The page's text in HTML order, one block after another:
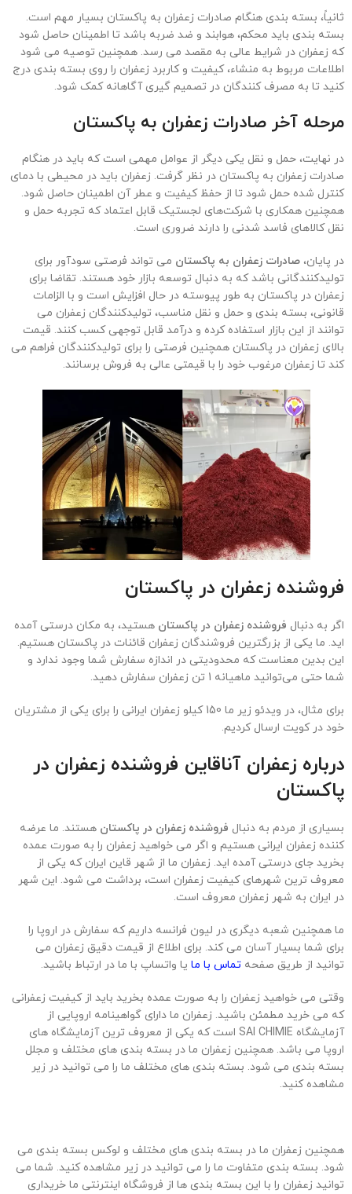
ثانیاً، بسته بندی هنگام صادرات زعفران به پاکستان بسیار مهم است.
بسته بندی باید محکم، هوابند و ضد ضربه باشد تا اطمینان حاصل شود
که زعفران در شرایط عالی به مقصد می رسد. همچنین توصیه می شود
اطلاعات مربوط به منشاء، کیفیت و کاربرد زعفران را روی بسته بندی درج
کنید تا به مصرف کنندگان در تصمیم گیری آگاهانه کمک شود.
مرحله آخر صادرات زعفران به پاکستان
در نهایت، حمل و نقل یکی دیگر از عوامل مهمی است که باید در هنگام
صادرات زعفران به پاکستان در نظر گرفت. زعفران باید در محیطی با دمای
کنترل شده حمل شود تا از حفظ کیفیت و عطر آن اطمینان حاصل شود.
همچنین همکاری با شرکت‌های لجستیک قابل اعتماد که تجربه حمل و
نقل کالاهای فاسد شدنی را دارند ضروری است.
در پایان، صادرات زعفران به پاکستان می تواند فرصتی سودآور برای
تولیدکنندگانی باشد که به دنبال توسعه بازار خود هستند. تقاضا برای
زعفران در پاکستان به طور پیوسته در حال افزایش است و با الزامات
قانونی، بسته بندی و حمل و نقل مناسب، تولیدکنندگان زعفران می
توانند از این بازار استفاده کرده و درآمد قابل توجهی کسب کنند. قیمت
بالای زعفران در پاکستان همچنین فرصتی را برای تولیدکنندگان فراهم می
کند تا زعفران مرغوب خود را با قیمتی عالی به فروش برسانند.
فروشنده زعفران در پاکستان
اگر به دنبال فروشنده زعفران در پاکستان هستید، به مکان درستی آمده
اید. ما یکی از بزرگترین فروشندگان زعفران قائنات در پاکستان هستیم.
این بدین معناست که محدودیتی در اندازه سفارش شما وجود ندارد و
شما حتی می‌توانید ماهیانه 1 تن زعفران سفارش دهید.
برای مثال، در ویدئو زیر ما 150 کیلو زعفران ایرانی را برای یکی از مشتریان
خود در کویت ارسال کردیم.
درباره زعفران آناقاین فروشنده زعفران در
پاکستان
بسیاری از مردم به دنبال فروشنده زعفران در پاکستان هستند. ما عرضه
کننده زعفران ایرانی هستیم و اگر می خواهید زعفران را به صورت عمده
بخرید جای درستی آمده اید. زعفران ما از شهر قاین ایران که یکی از
معروف ترین شهرهای کیفیت زعفران است، برداشت می شود. این شهر
در ایران به شهر زعفران معروف است.
ما همچنین شعبه دیگری در لیون فرانسه داریم که سفارش در اروپا را
برای شما بسیار آسان می کند. برای اطلاع از قیمت دقیق زعفران می
توانید از طریق صفحه تماس با ما یا واتساپ با ما در ارتباط باشید.
وقتی می خواهید زعفران را به صورت عمده بخرید باید از کیفیت زعفرانی
که می خرید مطمئن باشید. زعفران ما دارای گواهینامه اروپایی از
آزمایشگاه SAI CHIMIE است که یکی از معروف ترین آزمایشگاه های
اروپا می باشد. همچنین زعفران ما در بسته بندی های مختلف و مجلل
بسته بندی می شود. بسته بندی های مختلف ما را می توانید در زیر
مشاهده کنید.
همچنین زعفران ما در بسته بندی های مختلف و لوکس بسته بندی می
شود. بسته بندی متفاوت ما را می توانید در زیر مشاهده کنید. شما می
توانید زعفران را با این بسته بندی ها از فروشگاه اینترنتی ما خریداری